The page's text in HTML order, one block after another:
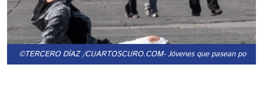
©TERCERO DÍAZ /CUARTOSCURO.COM- Jóvenes que pasean por